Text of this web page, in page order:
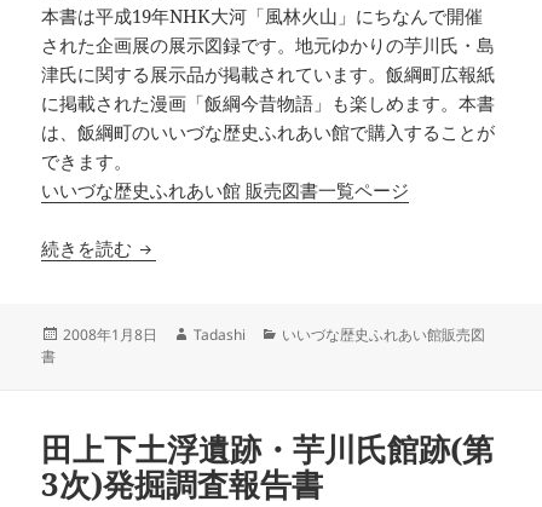
本書は平成19年NHK大河「風林火山」にちなんで開催
された企画展の展示図録です。地元ゆかりの芋川氏・島
津氏に関する展示品が掲載されています。飯綱町広報紙
に掲載された漫画「飯綱今昔物語」も楽しめます。本書
は、飯綱町のいいづな歴史ふれあい館で購入することが
できます。
いいづな歴史ふれあい館 販売図書一覧ページ
続きを読む 特別展 飯綱町の戦国乱世
投
2008年1月8日
作
Tadashi
カ
いいづな歴史ふれあい館販売図
書
田上下土浮遺跡・芋川氏館跡(第
3次)発掘調査報告書